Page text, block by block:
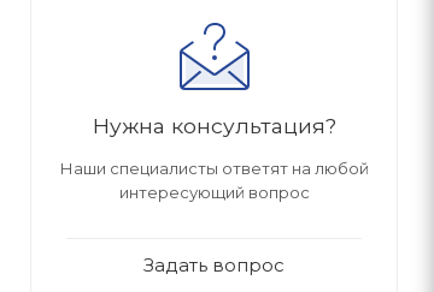
Нужна консультация?
Наши специалисты ответят на любой
интересующий вопрос
Задать вопрос